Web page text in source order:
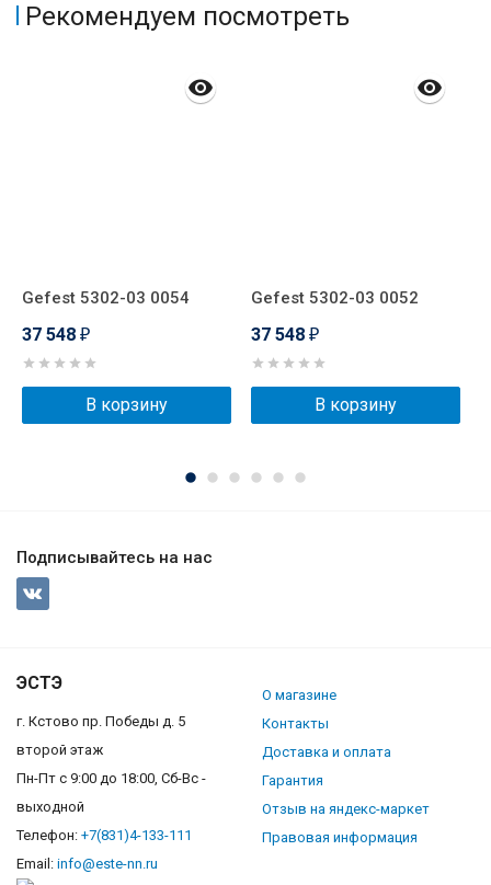
Рекомендуем посмотреть
Gefest 5302-03 0054
37 548 ₽
В корзину
Gefest 5302-03 0052
37 548 ₽
В корзину
Подписывайтесь на нас
ЭСТЭ
г. Кстово пр. Победы д. 5
второй этаж
Пн-Пт с 9:00 до 18:00, Сб-Вс -
выходной
Телефон: +7(831)4-133-111
Email: info@este-nn.ru
О магазине
Контакты
Доставка и оплата
Гарантия
Отзыв на яндекс-маркет
Правовая информация